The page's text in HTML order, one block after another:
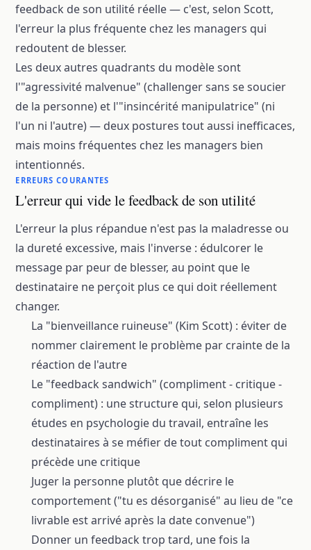
feedback de son utilité réelle — c'est, selon Scott,
l'erreur la plus fréquente chez les managers qui
redoutent de blesser.
Les deux autres quadrants du modèle sont
l'"agressivité malvenue" (challenger sans se soucier
de la personne) et l'"insincérité manipulatrice" (ni
l'un ni l'autre) — deux postures tout aussi inefficaces,
mais moins fréquentes chez les managers bien
intentionnés.
ERREURS COURANTES
L'erreur qui vide le feedback de son utilité
L'erreur la plus répandue n'est pas la maladresse ou
la dureté excessive, mais l'inverse : édulcorer le
message par peur de blesser, au point que le
destinataire ne perçoit plus ce qui doit réellement
changer.
La "bienveillance ruineuse" (Kim Scott) : éviter de
nommer clairement le problème par crainte de la
réaction de l'autre
Le "feedback sandwich" (compliment - critique -
compliment) : une structure qui, selon plusieurs
études en psychologie du travail, entraîne les
destinataires à se méfier de tout compliment qui
précède une critique
Juger la personne plutôt que décrire le
comportement ("tu es désorganisé" au lieu de "ce
livrable est arrivé après la date convenue")
Donner un feedback trop tard, une fois la